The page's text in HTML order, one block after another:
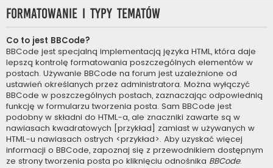
Formatowanie i typy tematów
Co to jest BBCode?
BBCode jest specjalną implementacją języka HTML, która daje
lepszą kontrolę formatowania poszczególnych elementów w
postach. Używanie BBCode na forum jest uzależnione od
ustawień określanych przez administratora. Można wyłączyć
BBCode w poszczególnych postach, zaznaczając odpowiednią
funkcję w formularzu tworzenia posta. Sam BBCode jest
podobny w składni do HTML-a, ale znaczniki zawarte są w
nawiasach kwadratowych [przykład] zamiast w używanych w
HTML-u nawiasach ostrych <przykład>. Aby uzyskać więcej
informacji o BBCode, zapoznaj się z przewodnikiem dostępnym
ze strony tworzenia posta po kliknięciu odnośnika BBCode.